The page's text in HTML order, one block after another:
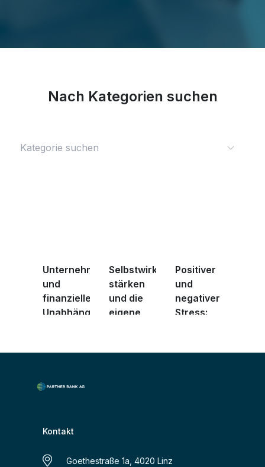
Nach Kategorien suchen
Unternehmertum
und
finanzielle
Unabhängigkeit
Selbstwirksamkeit
stärken
und die
eigene
Positiver
und
negativer
Stress:
Kontakt
Goethestraße 1a, 4020 Linz